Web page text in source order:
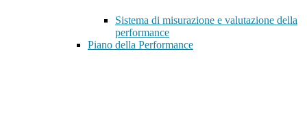
Sistema di misurazione e valutazione della
performance
Piano della Performance